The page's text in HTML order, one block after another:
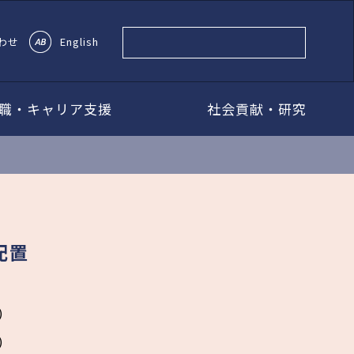
せ English
・キャリア支援 社会貢献・研究
置